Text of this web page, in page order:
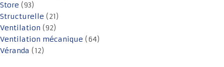
Store (93)
Structurelle (21)
Ventilation (92)
Ventilation mécanique (64)
Véranda (12)